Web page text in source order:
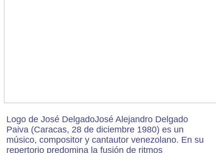
Logo de José DelgadoJosé Alejandro Delgado
Paiva (Caracas, 28 de diciembre 1980) es un
músico, compositor y cantautor venezolano. En su
repertorio predomina la fusión de ritmos